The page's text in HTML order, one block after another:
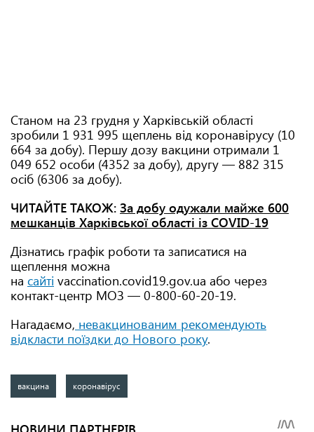
Станом на 23 грудня у Харківській області
зробили 1 931 995 щеплень від коронавірусу (10
664 за добу). Першу дозу вакцини отримали 1
049 652 особи (4352 за добу), другу — 882 315
осіб (6306 за добу).
ЧИТАЙТЕ ТАКОЖ: За добу одужали майже 600
мешканців Харківської області із COVID-19
Дізнатись графік роботи та записатися на
щеплення можна
на сайті vaccination.covid19.gov.ua або через
контакт-центр МОЗ — 0-800-60-20-19.
Нагадаємо, невакцинованим рекомендують
відкласти поїздки до Нового року.
вакцина коронавірус